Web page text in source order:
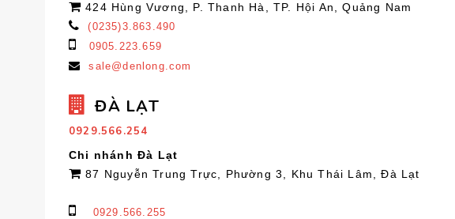
424 Hùng Vương, P. Thanh Hà, TP. Hội An, Quảng Nam
(0235)3.863.490
0905.223.659
sale@denlong.com
ĐÀ LẠT
0929.566.254
Chi nhánh Đà Lạt
87 Nguyễn Trung Trực, Phường 3, Khu Thái Lâm, Đà Lạt
0929.566.255